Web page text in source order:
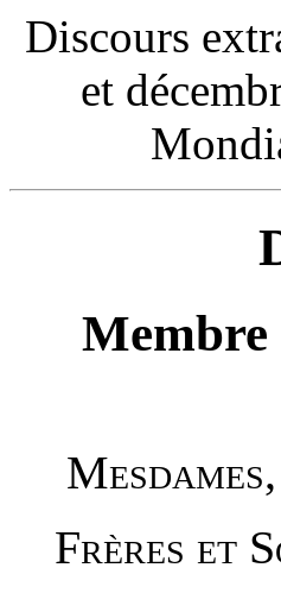
Discours
et
Membre
Frères et